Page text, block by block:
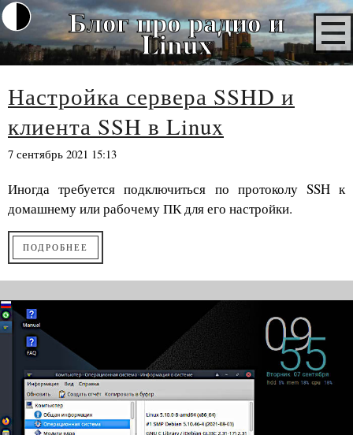
Блог про радио и
Linux
Настройка сервера SSHD и
клиента SSH в Linux
7 сентябрь 2021 15:13
Иногда требуется подключиться по протоколу SSH к
домашнему или рабочему ПК для его настройки.
ПОДРОБНЕЕ